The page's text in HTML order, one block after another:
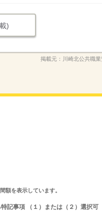
)
掲載元： 川崎北公共職
額を表示しています。
記事項 （１）または（２）選択可